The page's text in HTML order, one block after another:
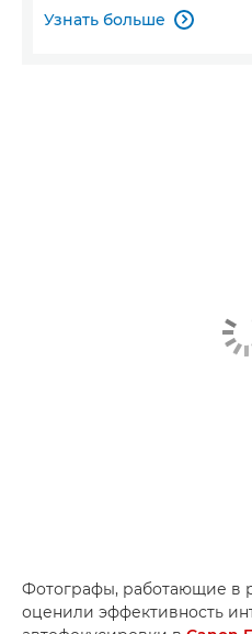
Узнать больше 
Фотографы, работающие в
оценили эффективность